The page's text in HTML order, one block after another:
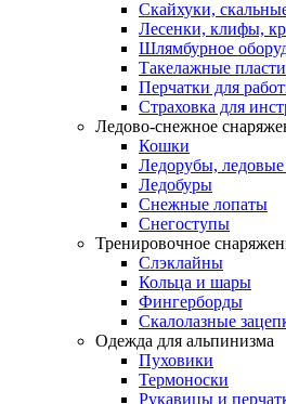
Скайхуки,
Лесенки, клифы,
Шлямбурное
Такелажные
Перчатки для
Страховка для
Ледово-снежное
Кошки
Ледорубы,
Ледобуры
Снежные лопаты
Снегоступы
Тренировочное
Слэклайны
Кольца и шары
Фингерборды
Скалолазные
Одежда для альпинизма
Пуховики
Термоноски
Рукавицы и